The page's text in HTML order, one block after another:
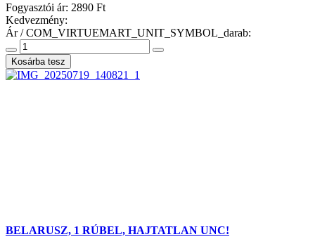
Fogyasztói ár: 2890 Ft
Kedvezmény:
Ár / COM_VIRTUEMART_UNIT_SYMBOL_darab:
BELARUSZ, 1 RÚBEL, HAJTATLAN UNC!